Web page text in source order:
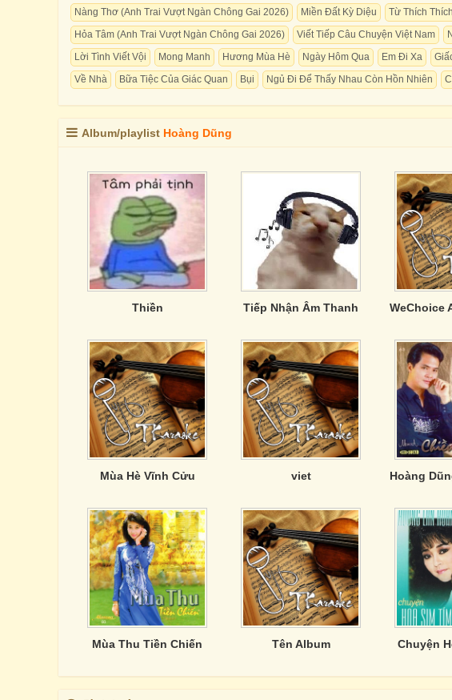
Nàng Thơ (Anh Trai Vượt Ngàn Chông Gai 2026) Miền Đất Kỳ Diệu
Từ Thích
Hỏa Tâm (Anh Trai Vượt Ngàn Chông Gai 2026)
Viết Tiếp Câu Chuyện Việt Nam
Lời Tình Viết Vội
Mong Manh Hương Mùa Hè Ngày Hôm Qua Em Đi Xa
Về Nhà
Bữa Tiệc Của Giác Quan Bụi Ngủ Đi Để Thấy Nhau Còn Hồn Nhiên
Album/playlist Hoàng Dũng
Thiền Tiếp Nhận Âm Thanh
Mùa Hè Vĩnh Cửu viet
Mùa Thu Tiền Chiến Tên Album Chuyện